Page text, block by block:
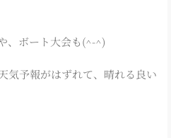
、ボート大会も(^-^)
予報がはずれて、晴れる良い